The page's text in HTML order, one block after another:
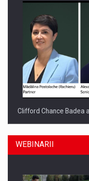
Clifford Chance Badea
WEBINARII